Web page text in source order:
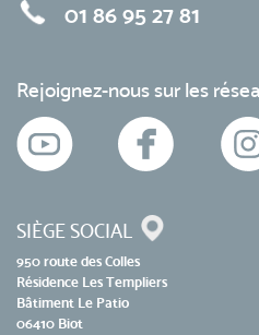
01 86 95 27 81
Rejoignez-nous sur les
SIÈGE SOCIAL
950 route des Colles
Résidence Les Templiers
Bâtiment Le Patio
06410 Biot